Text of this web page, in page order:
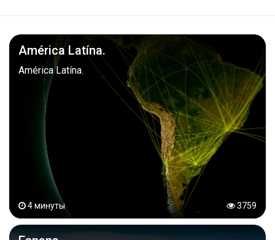
4 минуты 3759
América Latína.
América Latína.